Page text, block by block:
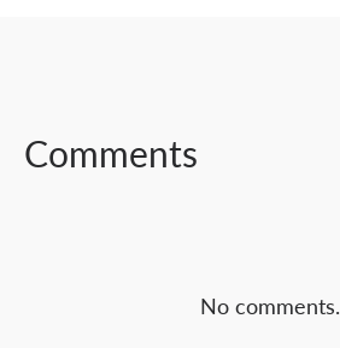
Comments
No comments.